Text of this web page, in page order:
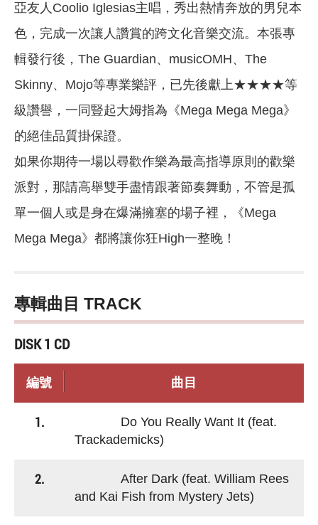
亞友人Coolio Iglesias主唱，秀出熱情奔放的男兒本
色，完成一次讓人讚賞的跨文化音樂交流。本張專
輯發行後，The Guardian、musicOMH、The
Skinny、Mojo等專業樂評，已先後獻上★★★★等
級讚譽，一同豎起大姆指為《Mega Mega Mega》
的絕佳品質掛保證。
如果你期待一場以尋歡作樂為最高指導原則的歡樂
派對，那請高舉雙手盡情跟著節奏舞動，不管是孤
單一個人或是身在爆滿擁塞的場子裡，《Mega
Mega Mega》都將讓你狂High一整晚！
專輯曲目 TRACK
DISK 1 CD
編號 曲目
1.
Do You Really Want It (feat.
Trackademicks)
2.
After Dark (feat. William Rees
and Kai Fish from Mystery Jets)